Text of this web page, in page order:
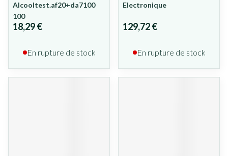
Alcooltest.af20+da7100
100
18,29 €
En rupture de stock
Electronique
129,72 €
En rupture de stock